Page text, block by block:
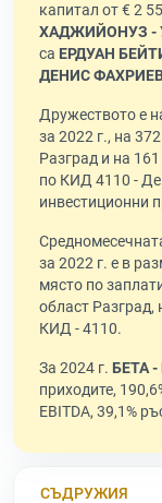
капитал от € 2
ХАДЖИЙОНУЗ -
са ЕРДУАН
ДЕНИС
Дружеството е
за 2022 г., на
Разград и на
по КИД 4110 -
инвестиционни
за 2022 г. е в
място по
област
КИД - 4110.
За 2024 г. БЕТА
приходите,
EBITDA, 39,1%
СЪДРУЖИЯ